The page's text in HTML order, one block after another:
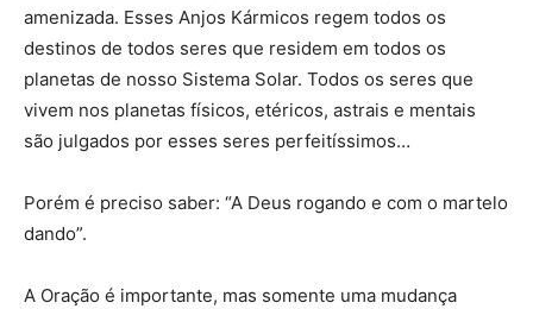
amenizada. Esses Anjos Kármicos regem todos os
destinos de todos seres que residem em todos os
planetas de nosso Sistema Solar. Todos os seres que
vivem nos planetas físicos, etéricos, astrais e mentais
são julgados por esses seres perfeitíssimos…
Porém é preciso saber: “A Deus rogando e com o martelo
dando”.
A Oração é importante, mas somente uma mudança